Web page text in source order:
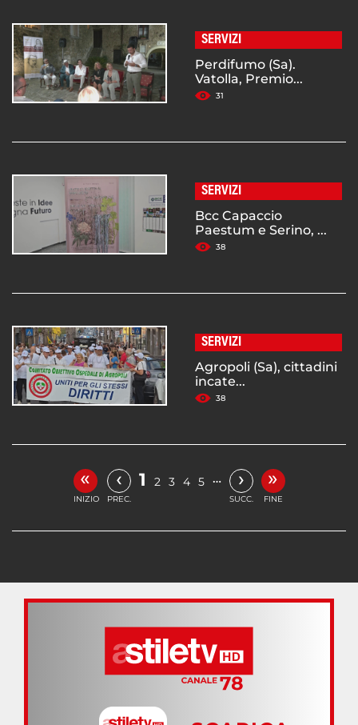
SERVIZI
Perdifumo (Sa).
Vatolla, Premio...
31
SERVIZI
Bcc Capaccio
Paestum e Serino, ...
38
SERVIZI
Agropoli (Sa), cittadini
incate...
38
«
INIZIO
‹
PREC.
1 2 3 4 5 … ›
SUCC.
»
FINE